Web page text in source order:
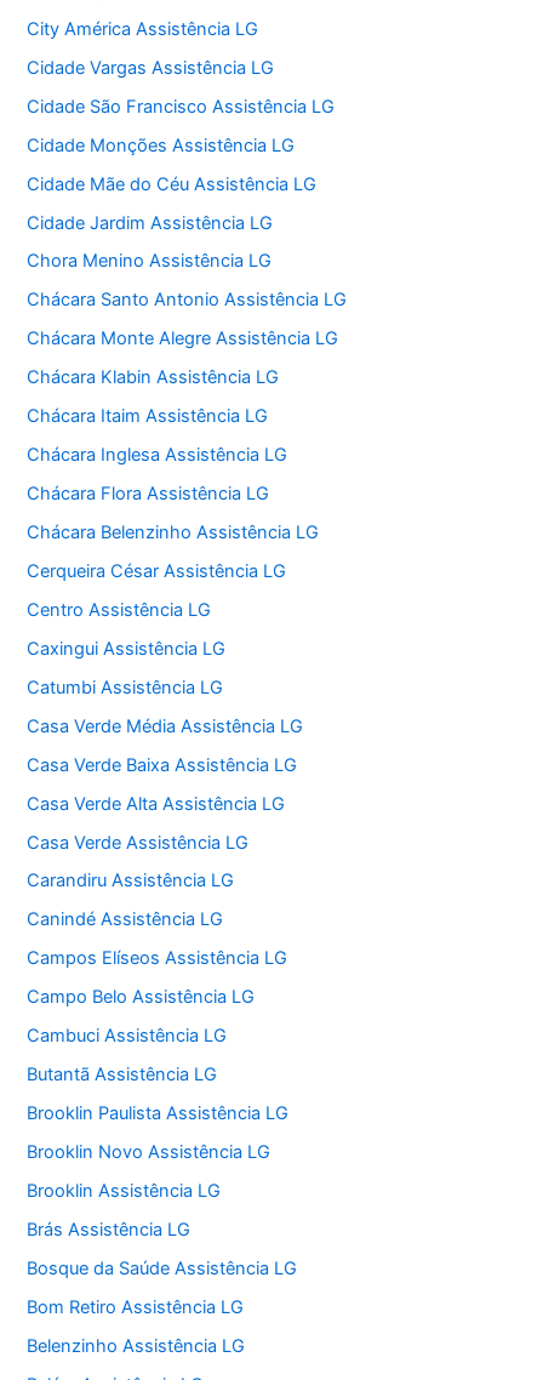
City América Assistência LG
Cidade Vargas Assistência LG
Cidade São Francisco Assistência LG
Cidade Monções Assistência LG
Cidade Mãe do Céu Assistência LG
Cidade Jardim Assistência LG
Chora Menino Assistência LG
Chácara Santo Antonio Assistência LG
Chácara Monte Alegre Assistência LG
Chácara Klabin Assistência LG
Chácara Itaim Assistência LG
Chácara Inglesa Assistência LG
Chácara Flora Assistência LG
Chácara Belenzinho Assistência LG
Cerqueira César Assistência LG
Centro Assistência LG
Caxingui Assistência LG
Catumbi Assistência LG
Casa Verde Média Assistência LG
Casa Verde Baixa Assistência LG
Casa Verde Alta Assistência LG
Casa Verde Assistência LG
Carandiru Assistência LG
Canindé Assistência LG
Campos Elíseos Assistência LG
Campo Belo Assistência LG
Cambuci Assistência LG
Butantã Assistência LG
Brooklin Paulista Assistência LG
Brooklin Novo Assistência LG
Brooklin Assistência LG
Brás Assistência LG
Bosque da Saúde Assistência LG
Bom Retiro Assistência LG
Belenzinho Assistência LG